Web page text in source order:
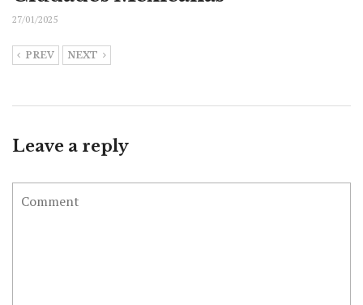
27/01/2025
PREV NEXT
Leave a reply